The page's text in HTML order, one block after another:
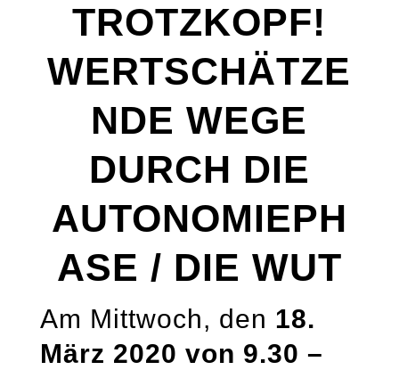
TROTZKOPF!
WERTSCHÄTZE
NDE WEGE
DURCH DIE
AUTONOMIEPH
ASE / DIE WUT
Am Mittwoch, den 18.
März 2020 von 9.30 –